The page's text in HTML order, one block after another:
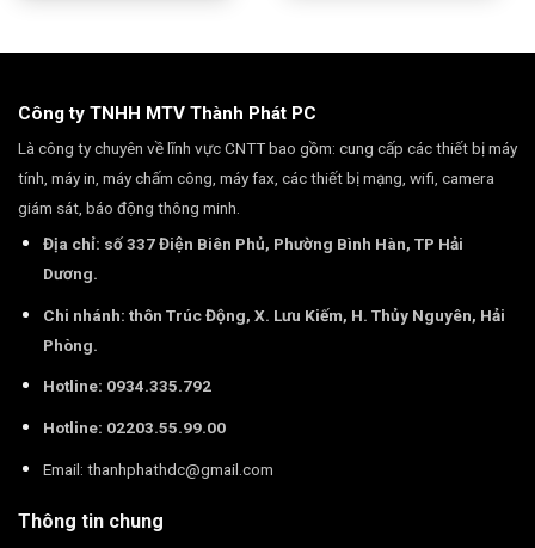
Công ty TNHH MTV Thành Phát PC
Là công ty chuyên về lĩnh vực CNTT bao gồm: cung cấp các thiết bị máy
tính, máy in, máy chấm công, máy fax, các thiết bị mạng, wifi, camera
giám sát, báo động thông minh.
Địa chỉ: số 337 Điện Biên Phủ, Phường Bình Hàn, TP Hải
Dương.
Chi nhánh: thôn Trúc Động, X. Lưu Kiếm, H. Thủy Nguyên, Hải
Phòng.
Hotline: 0934.335.792
Hotline: 02203.55.99.00
Email: thanhphathdc@gmail.com
Thông tin chung